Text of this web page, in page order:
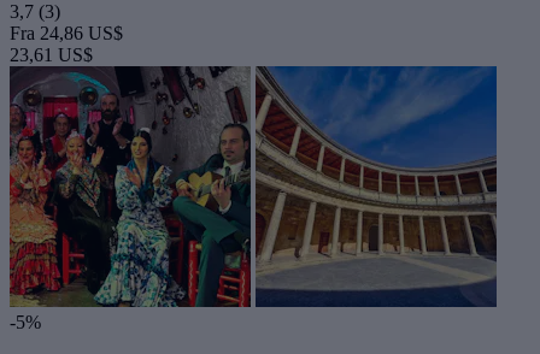
3,7 (3)
Fra 24,86 US$
23,61 US$
-5%